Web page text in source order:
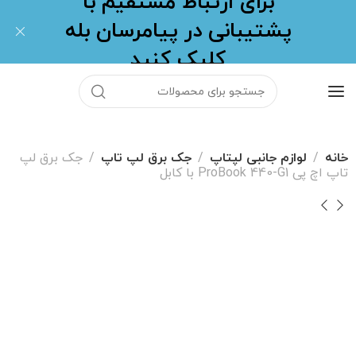
پشتیبانی در پیامرسان بله
کلیک کنید
خانه لوازم جانبی لپتاپ جک برق لپ تاپ
جک برق لپ
تاپ اچ پی ProBook 440-G1 با کابل